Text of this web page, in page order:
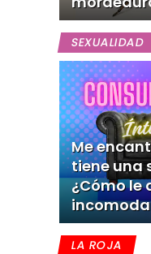
SEXUALIDAD
Me
tiene una
¿Cómo le
LA ROJA